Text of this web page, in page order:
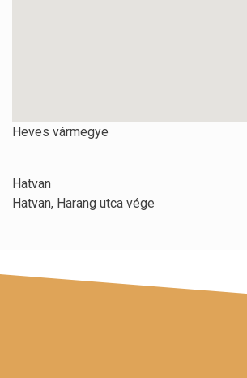
Heves vármegye
Hatvan
Hatvan, Harang utca vége